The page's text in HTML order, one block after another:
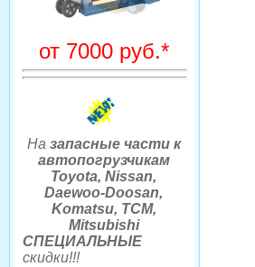
от 7000 руб.*
На запасные части к
автопогрузчикам
Toyota, Nissan,
Daewoo-Doosan,
Komatsu, TCM,
Mitsubishi
СПЕЦИАЛЬНЫЕ
скидки!!!